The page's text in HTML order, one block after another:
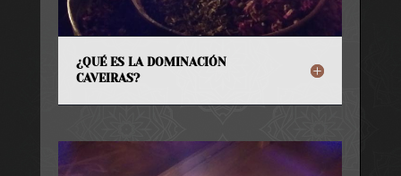
¿QUÉ ES LA DOMINACIÓN
CAVEIRAS?